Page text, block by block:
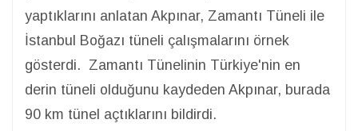
yaptıklarını anlatan Akpınar, Zamantı Tüneli ile
İstanbul Boğazı tüneli çalışmalarını örnek
gösterdi. Zamantı Tünelinin Türkiye'nin en
derin tüneli olduğunu kaydeden Akpınar, burada
90 km tünel açtıklarını bildirdi.